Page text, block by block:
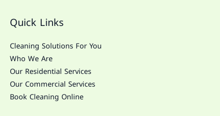
Quick Links
Cleaning Solutions For You
Who We Are
Our Residential Services
Our Commercial Services
Book Cleaning Online